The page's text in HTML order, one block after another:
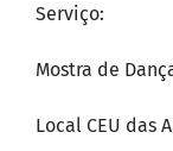
Serviço:
Mostra de
Local CEU das